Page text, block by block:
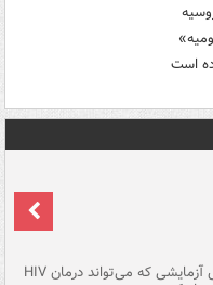
است
قرص آزمایشی که می‌تواند درمان HIV